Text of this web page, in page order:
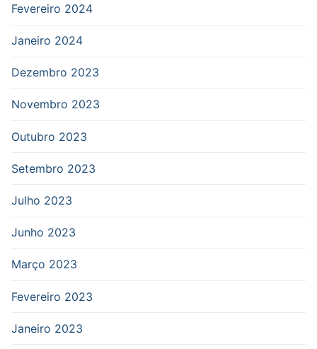
Fevereiro 2024
Janeiro 2024
Dezembro 2023
Novembro 2023
Outubro 2023
Setembro 2023
Julho 2023
Junho 2023
Março 2023
Fevereiro 2023
Janeiro 2023